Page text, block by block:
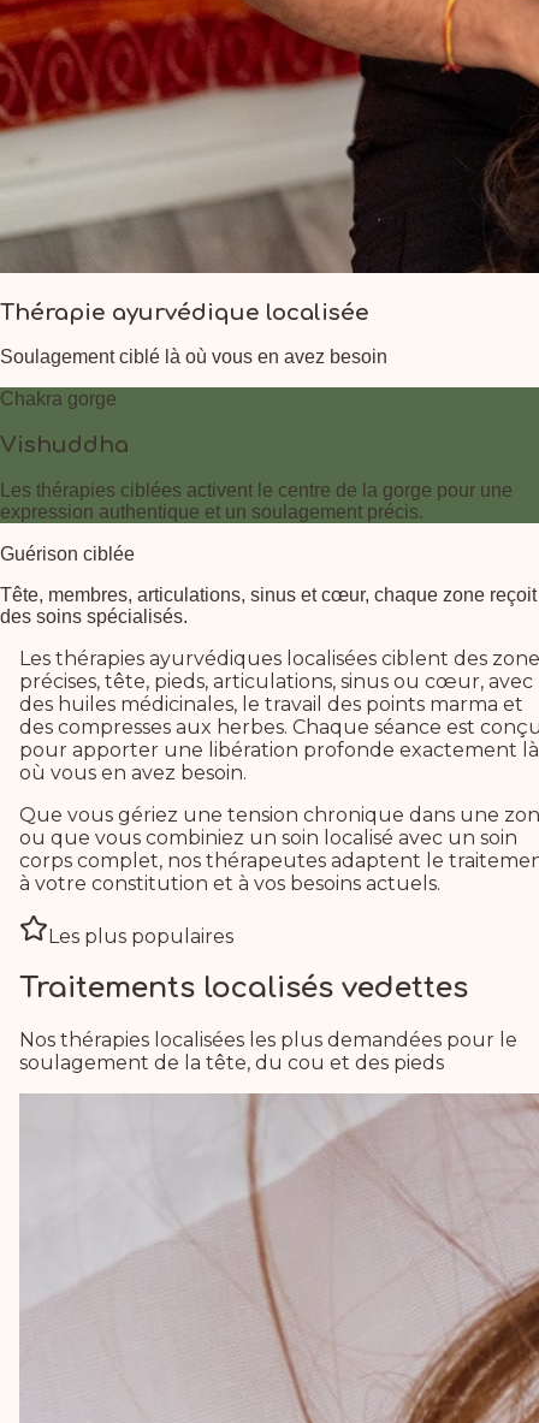
Thérapie ayurvédique localisée
Soulagement ciblé là où vous en avez besoin
Chakra gorge
Vishuddha
Les thérapies ciblées activent le centre de la gorge pour une
expression authentique et un soulagement précis.
Guérison ciblée
Tête, membres, articulations, sinus et cœur, chaque zone reçoit
des soins spécialisés.
Les thérapies ayurvédiques localisées ciblent des
précises, tête, pieds, articulations, sinus ou cœur, avec
des huiles médicinales, le travail des points marma et
des compresses aux herbes. Chaque séance est
pour apporter une libération profonde exactement là
où vous en avez besoin.
Que vous gériez une tension chronique dans une
ou que vous combiniez un soin localisé avec un soin
corps complet, nos thérapeutes adaptent le
à votre constitution et à vos besoins actuels.
Les plus populaires
Traitements localisés vedettes
Nos thérapies localisées les plus demandées pour le
soulagement de la tête, du cou et des pieds